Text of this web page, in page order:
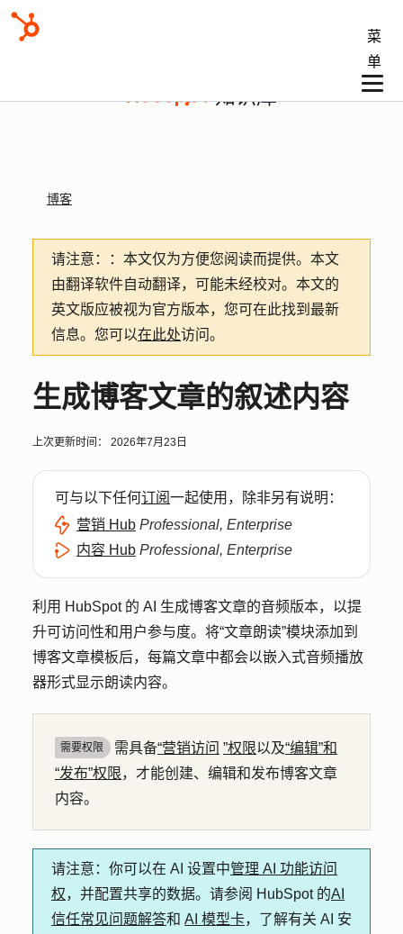
菜
单
知识库
博客
请注意： ：本文仅为方便您阅读而提供。 本文
由翻译软件自动翻译，可能未经校对。本文的
英文版应被视为官方版本，您可在此找到最新
信息。您可以在此处访问。
生成博客文章的叙述内容
上次更新时间： 2026年7月23日
可与以下任何订阅一起使用，除非另有说明：
营销 Hub Professional, Enterprise
内容 Hub Professional, Enterprise
利用 HubSpot 的 AI 生成博客文章的音频版本，以提
升可访问性和用户参与度。将“文章朗读”模块添加到
博客文章模板后，每篇文章中都会以嵌入式音频播放
器形式显示朗读内容。
需要权限 需具备“营销访问 ”权限以及“编辑”和
“发布”权限，才能创建、编辑和发布博客文章
内容。
请注意 ：你可以在 AI 设置中管理 AI 功能访问
权，并配置共享的数据。请参阅 HubSpot 的AI
信任常见问题解答和 AI 模型卡，了解有关 AI 安